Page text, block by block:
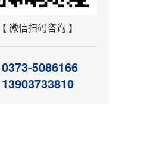
【 微信扫码咨询 】
0373-5086166
13903733810